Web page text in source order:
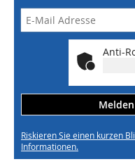
Anti-
Riskieren Sie einen kurzen
Informationen.